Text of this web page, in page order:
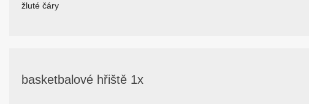
žluté čáry
basketbalové hřiště 1x